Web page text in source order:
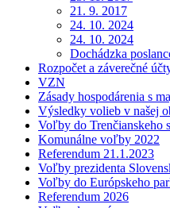
21. 9. 2017
24. 10. 2024
24. 10. 2024
Dochádzka
Rozpočet a záverečné
VZN
Zásady hospodárenia s
Výsledky volieb v našej
Voľby do Trenčianskeho
Komunálne voľby 2022
Referendum 21.1.2023
Voľby prezidenta
Voľby do Európskeho
Referendum 2026